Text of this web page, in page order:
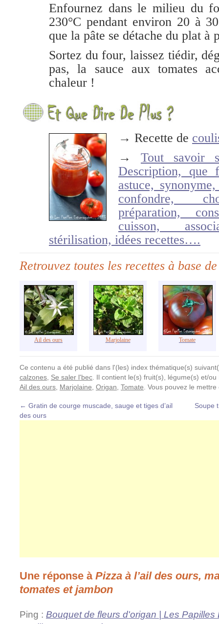
Enfournez dans le milieu du
230°C pendant environ 20 à
que la pâte se détache du plat à
Sortez du four, laissez tiédir,
pas, la sauce aux tomates
chaleur !
→ Recette de
→ Tout savoir
Description, que
astuce,
confondre,
préparation,
cuisson,
stérilisation, idées recettes….
Retrouvez toutes les recettes à base
Ail des ours Marjolaine Tomate
Ce contenu a été publié dans l'(les) index thématique(s)
calzones Se saler l'bec . Il contient le(s) fruit(s), légume(s) et/
Ail des ours Marjolaine Origan Tomate . Vous pouvez le
← Gratin de courge muscade, sauge et tiges d’ail
des ours
Soupe
Une réponse à Pizza à l’ail des ours,
tomates et jambon
Ping : Bouquet de fleurs d'origan | Les